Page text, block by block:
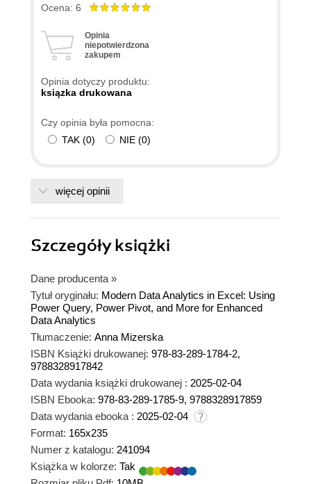
nowe dodatki pakietu Office, import z obrazu,
(openpyxl, pandas, seaborn). Jednak to wszystko
na poziomie elementarnym dla początkujących.
tematow: funkcje LET i LAMBDA, Power
język DAX, Power BI, Microsoft Azure, Python
(TensorFlow, PyTorch, Keras), Copilot (inżynieria
Ocena: 6
Opinia
niepotwierdzona
zakupem
Opinia dotyczy produktu:
ksiązka drukowana
Czy opinia była pomocna:
TAK (0) NIE (0)
więcej opinii
Szczegółyksiążki
Dane producenta »
Tytuł oryginału: Modern Data Analytics in Excel: Using
Power Query, Power Pivot, and More for Enhanced
Data Analytics
Tłumaczenie: Anna Mizerska
ISBN Książki drukowanej: 978-83-289-1784-2,
9788328917842
Data wydania książki drukowanej : 2025-02-04
ISBN Ebooka: 978-83-289-1785-9, 9788328917859
Data wydania ebooka : 2025-02-04
Format: 165x235
Numer z katalogu: 241094
Książka w kolorze: Tak